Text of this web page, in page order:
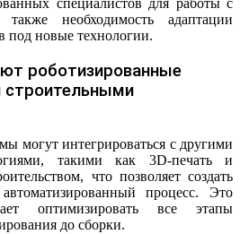
необходимость адаптации
под новые технологии.
роботизированные
строительными
могут интегрироваться с другими
такими как 3D-печать и
что позволяет создать
процесс. Это
оптимизировать все этапы
до сборки.